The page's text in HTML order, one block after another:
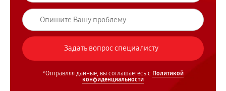
*Отправляя данные, вы соглашаетесь с Политикой
конфиденциальности